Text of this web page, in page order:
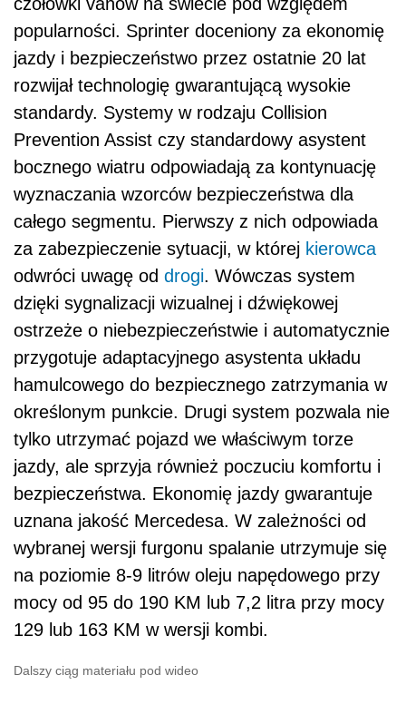
popularności. Sprinter doceniony za ekonomię
jazdy i bezpieczeństwo przez ostatnie 20 lat
rozwijał technologię gwarantującą wysokie
standardy. Systemy w rodzaju Collision
Prevention Assist czy standardowy asystent
bocznego wiatru odpowiadają za kontynuację
wyznaczania wzorców bezpieczeństwa dla
całego segmentu. Pierwszy z nich odpowiada
za zabezpieczenie sytuacji, w której kierowca
odwróci uwagę od drogi. Wówczas system
dzięki sygnalizacji wizualnej i dźwiękowej
ostrzeże o niebezpieczeństwie i automatycznie
przygotuje adaptacyjnego asystenta układu
hamulcowego do bezpiecznego zatrzymania w
określonym punkcie. Drugi system pozwala nie
tylko utrzymać pojazd we właściwym torze
jazdy, ale sprzyja również poczuciu komfortu i
bezpieczeństwa. Ekonomię jazdy gwarantuje
uznana jakość Mercedesa. W zależności od
wybranej wersji furgonu spalanie utrzymuje się
na poziomie 8-9 litrów oleju napędowego przy
mocy od 95 do 190 KM lub 7,2 litra przy mocy
129 lub 163 KM w wersji kombi.
Dalszy ciąg materiału pod wideo